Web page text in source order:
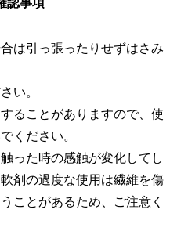
は引っ張ったりせずはさみ
い。
ることがありますので、使
ください。
った時の感触が変化してし
剤の過度な使用は繊維を傷
ことがあるため、ご注意く